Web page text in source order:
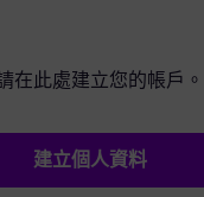
在此處建立您的帳戶。
建立個人資料